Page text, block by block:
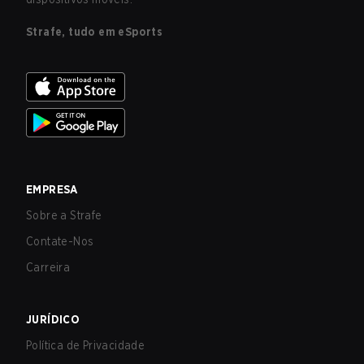
Strafe, tudo em eSports
EMPRESA
Sobre a Strafe
Contate-Nos
Carreira
JURÍDICO
Política de Privacidade